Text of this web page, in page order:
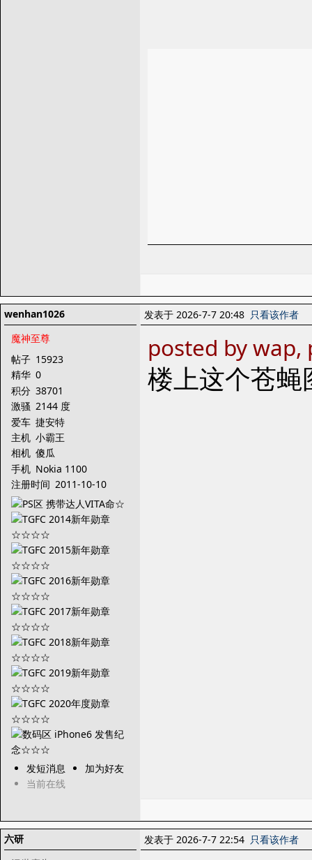
wenhan1026
魔神至尊
帖子 15923
精华 0
积分 38701
激骚 2144 度
爱车 捷安特
主机 小霸王
相机 傻瓜
手机 Nokia 1100
注册时间 2011-10-10
发短消息
加为好友
当前在线
发表于 2026-7-7 20:48 只看该作者
posted by
楼上这个苍
六研
发表于 2026-7-7 22:54 只看该作者